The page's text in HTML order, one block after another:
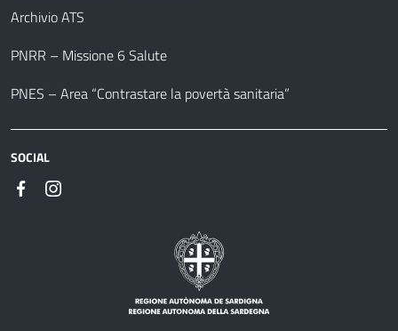
Archivio ATS
PNRR – Missione 6 Salute
PNES – Area “Contrastare la povertà sanitaria”
SOCIAL